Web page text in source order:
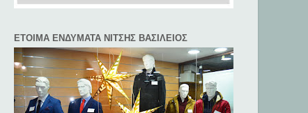
ΕΤΟΙΜΑ ΕΝΔΥΜΑΤΑ ΝΙΤΣΗΣ ΒΑΣΙΛΕΙΟΣ